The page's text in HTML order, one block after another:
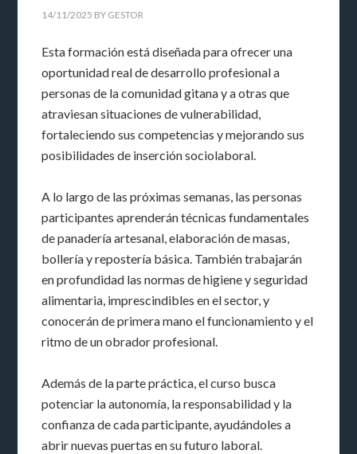
14/11/2025 BY GESTOR
Esta formación está diseñada para ofrecer una
oportunidad real de desarrollo profesional a
personas de la comunidad gitana y a otras que
atraviesan situaciones de vulnerabilidad,
fortaleciendo sus competencias y mejorando sus
posibilidades de inserción sociolaboral.
A lo largo de las próximas semanas, las personas
participantes aprenderán técnicas fundamentales
de panadería artesanal, elaboración de masas,
bollería y repostería básica. También trabajarán
en profundidad las normas de higiene y seguridad
alimentaria, imprescindibles en el sector, y
conocerán de primera mano el funcionamiento y el
ritmo de un obrador profesional.
Además de la parte práctica, el curso busca
potenciar la autonomía, la responsabilidad y la
confianza de cada participante, ayudándoles a
abrir nuevas puertas en su futuro laboral.